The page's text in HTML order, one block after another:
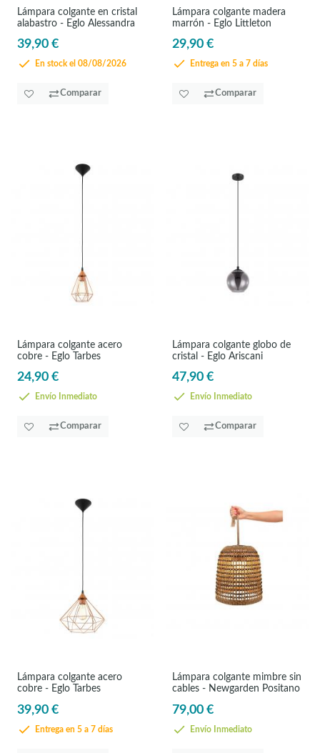
Lámpara colgante en cristal
alabastro - Eglo Alessandra
39,90 €
En stock el 08/08/2026
Comparar
Lámpara colgante madera
marrón - Eglo Littleton
29,90 €
Entrega en 5 a 7 días
Comparar
Lámpara colgante acero
cobre - Eglo Tarbes
24,90 €
Envío Inmediato
Comparar
Lámpara colgante globo de
cristal - Eglo Ariscani
47,90 €
Envío Inmediato
Comparar
Lámpara colgante acero
cobre - Eglo Tarbes
39,90 €
Entrega en 5 a 7 días
Lámpara colgante mimbre sin
cables - Newgarden Positano
79,00 €
Envío Inmediato